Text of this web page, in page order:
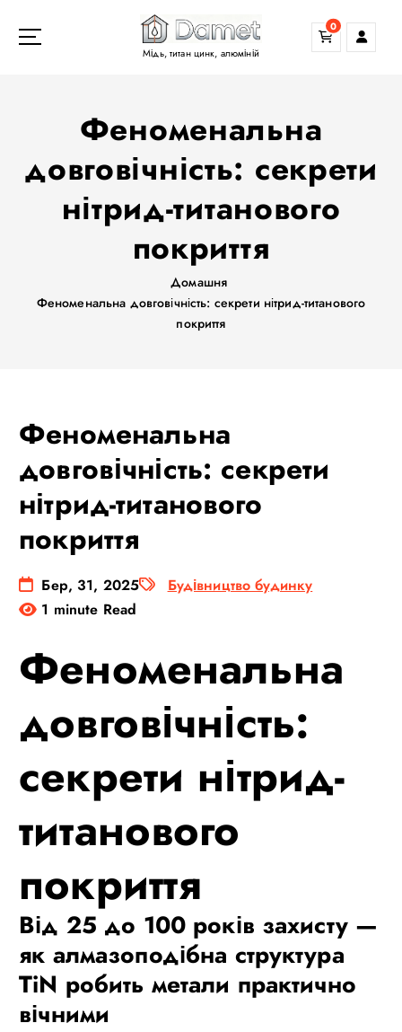
Мідь, титан цинк, алюміній
0
Феноменальна
довговічність: секрети
нітрид-титанового
покриття
Домашня
Феноменальна довговічність: секрети нітрид-титанового
покриття
Феноменальна
довговічність: секрети
нітрид-титанового
покриття
Бер, 31, 2025
Будівництво будинку
1 minute Read
Феноменальна
довговічність:
секрети нітрид-
титанового
покриття
Від 25 до 100 років захисту —
як алмазоподібна структура
TiN робить метали практично
вічними